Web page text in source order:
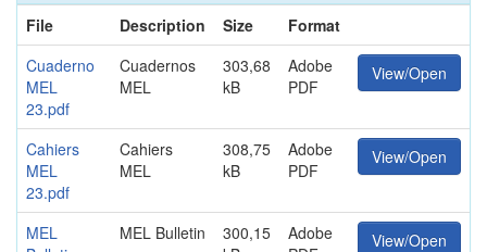
File
Description Size
Format
Cuaderno
MEL
23.pdf
Cuadernos
MEL
303,68
kB
Adobe
PDF
View/Open
Cahiers
MEL
23.pdf
Cahiers
MEL
308,75
kB
Adobe
PDF
View/Open
MEL
MEL Bulletin
300,15
Adobe
View/Open